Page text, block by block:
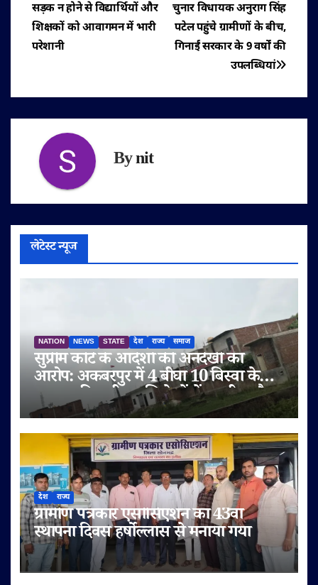
नेविगेशन
चुनार विधायक अनुराग सिंह
पटेल पहुंचे ग्रामीणों के बीच,
गिनाईं सरकार के 9 वर्षों की
उपलब्धियां
सड़क न होने से विद्यार्थियों और
शिक्षकों को आवागमन में भारी
परेशानी
Bynit
लेटेस्ट न्यूज
NATION NEWS STATE देश राज्य समाज
सुप्रीम कोर्ट के आदेशों की अनदेखी का
आरोप: अकबरपुर में 4 बीघा 10 बिस्वा के
तालाब की जमीन अभिलेखों में बदली, अवैध
प्लॉटिंग का भी दावा
देश राज्य
ग्रामीण पत्रकार एसोसिएशन का 43वां
स्थापना दिवस हर्षोल्लास से मनाया गया